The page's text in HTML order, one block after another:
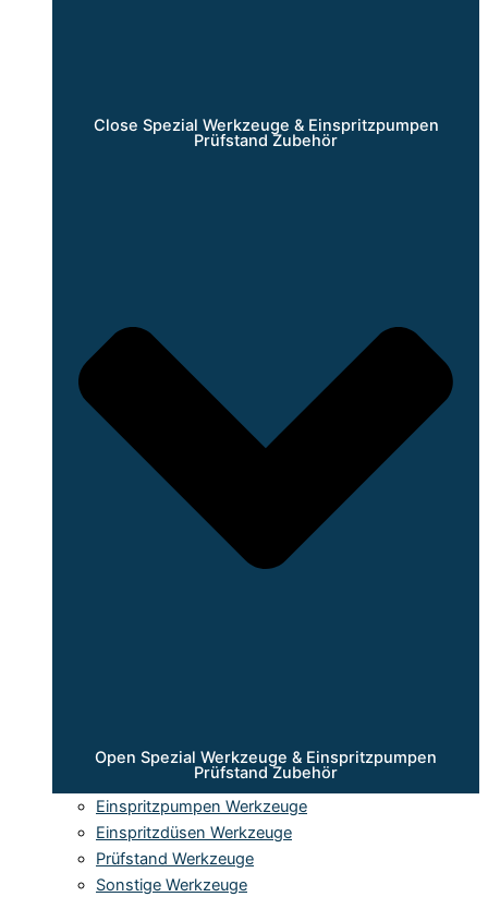
Close Spezial Werkzeuge & Einspritzpumpen
Prüfstand Zubehör
Open Spezial Werkzeuge & Einspritzpumpen
Prüfstand Zubehör
Einspritzpumpen Werkzeuge
Einspritzdüsen Werkzeuge
Prüfstand Werkzeuge
Sonstige Werkzeuge